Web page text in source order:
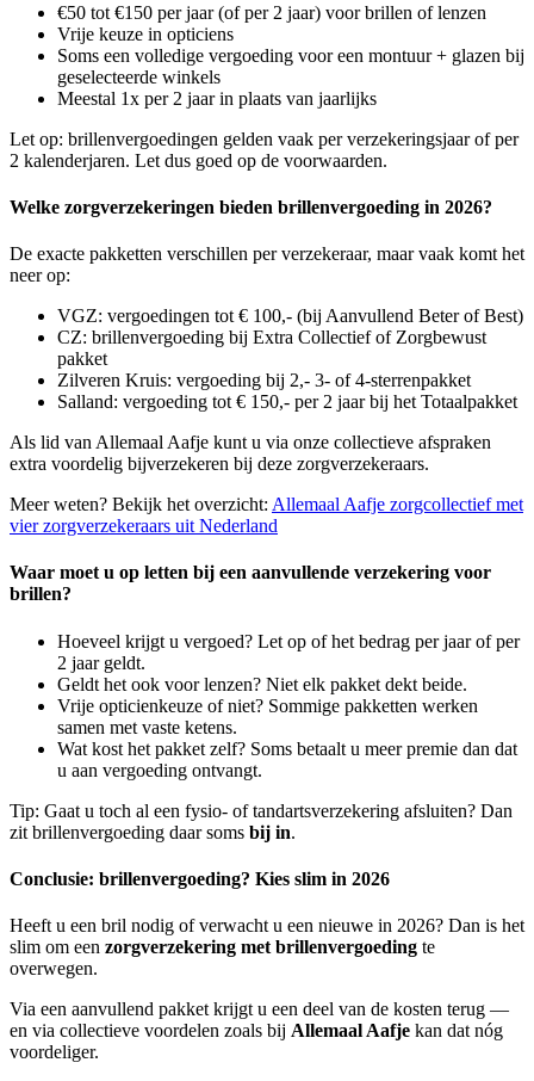
€50 tot €150 per jaar (of per 2 jaar) voor brillen of lenzen
Vrije keuze in opticiens
Soms een volledige vergoeding voor een montuur + glazen bij
geselecteerde winkels
Meestal 1x per 2 jaar in plaats van jaarlijks
Let op: brillenvergoedingen gelden vaak per verzekeringsjaar of per
2 kalenderjaren. Let dus goed op de voorwaarden.
Welke zorgverzekeringen bieden brillenvergoeding in 2026?
De exacte pakketten verschillen per verzekeraar, maar vaak komt het
neer op:
VGZ: vergoedingen tot € 100,- (bij Aanvullend Beter of Best)
CZ: brillenvergoeding bij Extra Collectief of Zorgbewust
pakket
Zilveren Kruis: vergoeding bij 2,- 3- of 4-sterrenpakket
Salland: vergoeding tot € 150,- per 2 jaar bij het Totaalpakket
Als lid van Allemaal Aafje kunt u via onze collectieve afspraken
extra voordelig bijverzekeren bij deze zorgverzekeraars.
Meer weten? Bekijk het overzicht: Allemaal Aafje zorgcollectief met
vier zorgverzekeraars uit Nederland
Waar moet u op letten bij een aanvullende verzekering voor
brillen?
Hoeveel krijgt u vergoed? Let op of het bedrag per jaar of per
2 jaar geldt.
Geldt het ook voor lenzen? Niet elk pakket dekt beide.
Vrije opticienkeuze of niet? Sommige pakketten werken
samen met vaste ketens.
Wat kost het pakket zelf? Soms betaalt u meer premie dan dat
u aan vergoeding ontvangt.
Tip: Gaat u toch al een fysio- of tandartsverzekering afsluiten? Dan
zit brillenvergoeding daar soms bij in.
Conclusie: brillenvergoeding? Kies slim in 2026
Heeft u een bril nodig of verwacht u een nieuwe in 2026? Dan is het
slim om een zorgverzekering met brillenvergoeding te
overwegen.
Via een aanvullend pakket krijgt u een deel van de kosten terug —
en via collectieve voordelen zoals bij Allemaal Aafje kan dat nóg
voordeliger.